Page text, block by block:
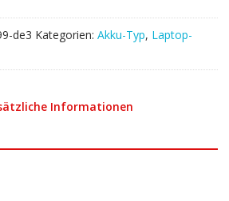
de3 Kategorien: Akku-Typ, Laptop-
Informationen